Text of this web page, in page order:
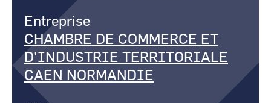
CCI Business
Occitanie
CCI Business
Pays de la Loire
CCI Business
Occitanie
CCI Business
Pays de la Loire
Entreprise
CHAMBRE DE COMMERCE ET
D'INDUSTRIE TERRITORIALE
CAEN NORMANDIE